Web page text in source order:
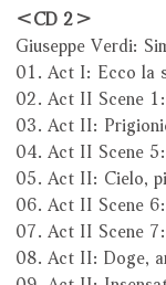
＜CD 2＞
Giuseppe Verdi:
01. Act I: Ecco la
02. Act II Scene
03. Act II:
04. Act II Scene
05. Act II: Cielo,
06. Act II Scene
07. Act II Scene
08. Act II: Doge,